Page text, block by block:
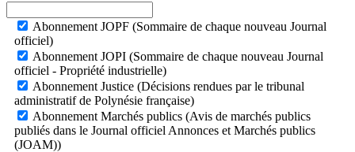
Abonnement JOPF (Sommaire de chaque nouveau Journal
officiel)
Abonnement JOPI (Sommaire de chaque nouveau Journal
officiel - Propriété industrielle)
Abonnement Justice (Décisions rendues par le tribunal
administratif de Polynésie française)
Abonnement Marchés publics (Avis de marchés publics
publiés dans le Journal officiel Annonces et Marchés publics
(JOAM))